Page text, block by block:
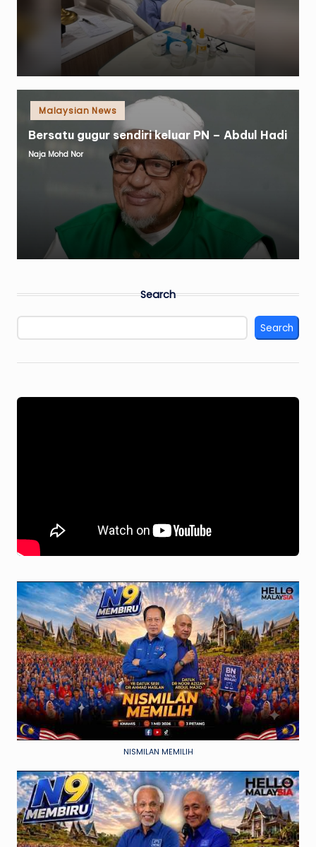
Posted
Malaysian News
Bersatu gugur sendiri keluar PN – Abdul Hadi
Posted
Naja Mohd Nor
Search
Search
NISMILAN MEMILIH